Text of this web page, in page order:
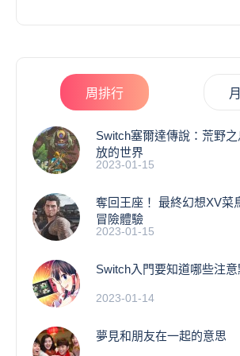
周排行
Switch塞爾達傳說：荒野
放的世界
2023-01-15
奪回王座！ 最終幻想XV菜
冒險體驗
2023-01-15
Switch入門要知道哪些注意
2023-01-14
夢見和朋友在一起的意思